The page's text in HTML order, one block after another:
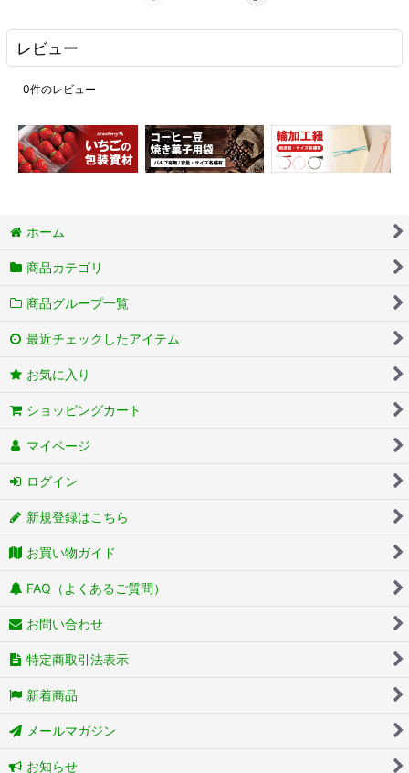
レビュー
0件のレビュー
ホーム
商品カテゴリ
商品グループ一覧
最近チェックしたアイテム
お気に入り
ショッピングカート
マイページ
ログイン
新規登録はこちら
お買い物ガイド
FAQ（よくあるご質問）
お問い合わせ
特定商取引法表示
新着商品
メールマガジン
お知らせ